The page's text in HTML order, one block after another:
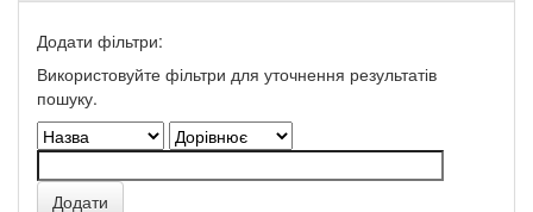
Додати фільтри:
Використовуйте фільтри для уточнення результатів
пошуку.